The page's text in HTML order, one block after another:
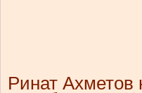
Ринат Ахметов